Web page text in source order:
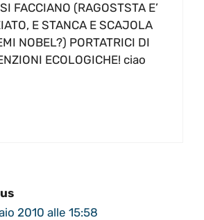
FACCIANO (RAGOSTSTA E’
E STANCA E SCAJOLA
NOBEL?) PORTATRICI DI
ECOLOGICHE! ciao
2010 alle 15:58